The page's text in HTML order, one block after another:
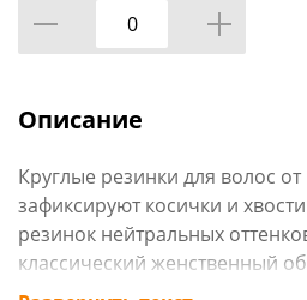
Описание
Круглые резинки для волос
зафиксируют косички и
резинок нейтральных
классический женственный
естественную красоту.